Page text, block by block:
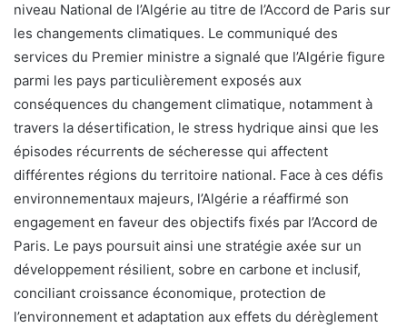
niveau National de l’Algérie au titre de l’Accord de Paris sur
les changements climatiques. Le communiqué des
services du Premier ministre a signalé que l’Algérie figure
parmi les pays particulièrement exposés aux
conséquences du changement climatique, notamment à
travers la désertification, le stress hydrique ainsi que les
épisodes récurrents de sécheresse qui affectent
différentes régions du territoire national. Face à ces défis
environnementaux majeurs, l’Algérie a réaffirmé son
engagement en faveur des objectifs fixés par l’Accord de
Paris. Le pays poursuit ainsi une stratégie axée sur un
développement résilient, sobre en carbone et inclusif,
conciliant croissance économique, protection de
l’environnement et adaptation aux effets du dérèglement